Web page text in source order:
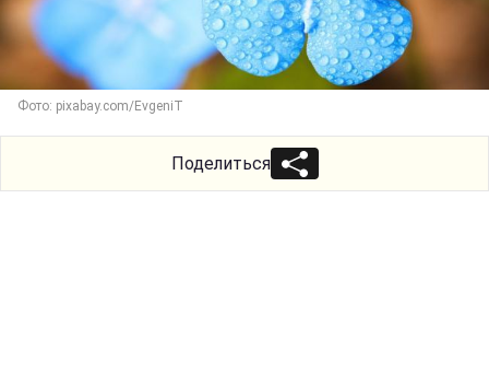
Фото: pixabay.com/EvgeniT
Поделиться